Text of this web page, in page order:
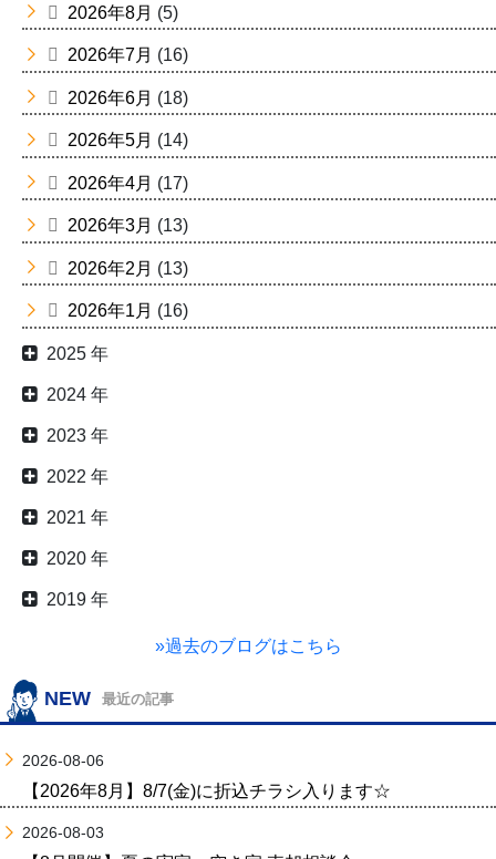
2026年8月 (5)
2026年7月 (16)
2026年6月 (18)
2026年5月 (14)
2026年4月 (17)
2026年3月 (13)
2026年2月 (13)
2026年1月 (16)
2025 年
2024 年
2023 年
2022 年
2021 年
2020 年
2019 年
»過去のブログはこちら
NEW 最近の記事
2026-08-06
【2026年8月】8/7(金)に折込チラシ入ります☆
2026-08-03